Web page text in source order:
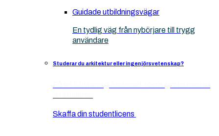
Guidade utbildningsvägar
En tydlig väg från nybörjare till trygg
användare
Studerar du arkitektur eller ingenjörsvetenskap?
Skaffa din studentlicens